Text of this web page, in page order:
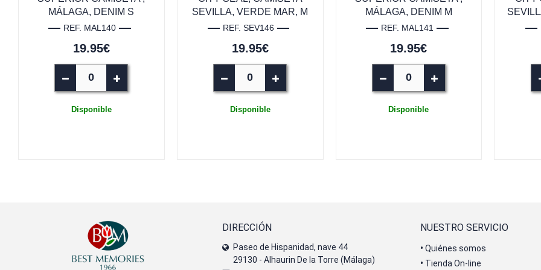
MÁLAGA, DENIM S
REF. MAL140
19.95€
Disponible
SEVILLA, VERDE MAR, M
REF. SEV146
19.95€
Disponible
MÁLAGA, DENIM M
REF. MAL141
19.95€
Disponible
DIRECCIÓN
Paseo de Hispanidad, nave 44
29130 - Alhaurin De la Torre (Málaga)
NUESTRO SERVICIO
• Quiénes somos
• Tienda On-line